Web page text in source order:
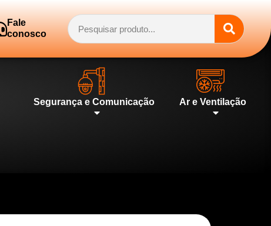
Fale
conosco
Segurança e Comunicação Ar e Ventilação